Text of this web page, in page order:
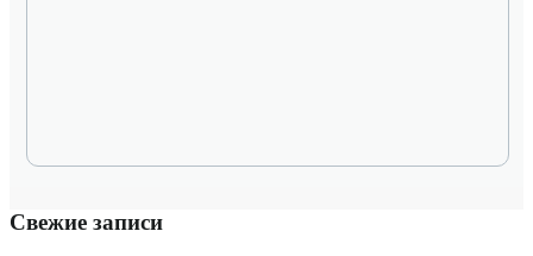
Свежие записи